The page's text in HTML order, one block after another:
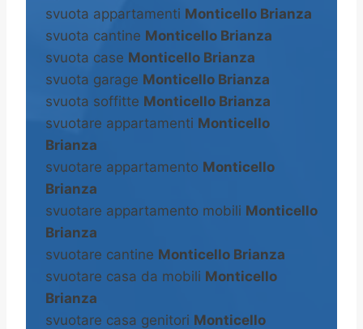
svuota appartamenti Monticello Brianza
svuota cantine Monticello Brianza
svuota case Monticello Brianza
svuota garage Monticello Brianza
svuota soffitte Monticello Brianza
svuotare appartamenti Monticello
Brianza
svuotare appartamento Monticello
Brianza
svuotare appartamento mobili Monticello
Brianza
svuotare cantine Monticello Brianza
svuotare casa da mobili Monticello
Brianza
svuotare casa genitori Monticello